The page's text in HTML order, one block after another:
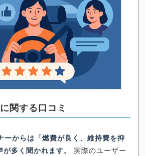
関する口コミ
からは「燃費が良く、維持費を抑
多く聞かれます。
実際のユーザー